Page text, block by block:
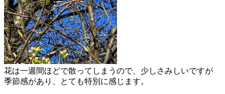
花は一週間ほどで散ってしまうので、少しさみしいですが
季節感があり、とても特別に感じます。